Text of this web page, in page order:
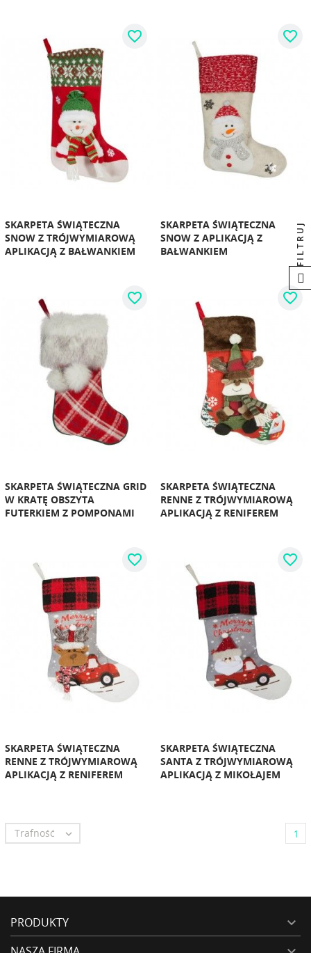
SKARPETA ŚWIĄTECZNA
SNOW Z TRÓJWYMIAROWĄ
APLIKACJĄ Z BAŁWANKIEM
favorite_border
SKARPETA ŚWIĄTECZNA
SNOW Z APLIKACJĄ Z
BAŁWANKIEM
favorite_border
SKARPETA ŚWIĄTECZNA GRID
W KRATĘ OBSZYTA
FUTERKIEM Z POMPONAMI
favorite_border
SKARPETA ŚWIĄTECZNA
RENNE Z TRÓJWYMIAROWĄ
APLIKACJĄ Z RENIFEREM
favorite_border
SKARPETA ŚWIĄTECZNA
RENNE Z TRÓJWYMIAROWĄ
APLIKACJĄ Z RENIFEREM
favorite_border
SKARPETA ŚWIĄTECZNA
SANTA Z TRÓJWYMIAROWĄ
APLIKACJĄ Z MIKOŁAJEM
favorite_border
Trafność  1
PRODUKTY 
FILTRUJ